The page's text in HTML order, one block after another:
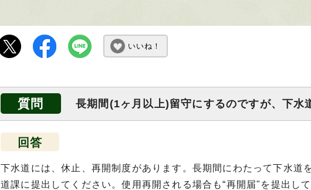
いいね！
質問 長期間(1ヶ月以上)留守にするのですが、下水
回答
下水道には、休止、再開制度があります。長期間にわたって下水道
道課に提出してください。使用再開される場合も“再開届"を提出し